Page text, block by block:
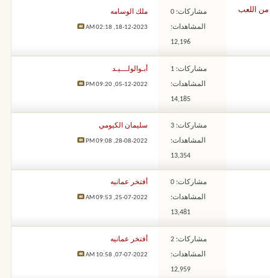
من اللعب مشاركات: 0
المشاهدات:
12,196
ملك الوسامه
18-12-2023,
02:18 AM
مشاركات: 1
المشاهدات:
14,185
أبـوالولـــيـد
05-12-2022,
09:20 PM
مشاركات: 3
المشاهدات:
13,354
سليمان الكيومي
28-08-2022,
09:08 PM
مشاركات: 0
المشاهدات:
13,481
أفتخر عمانيه
25-07-2022,
09:53 AM
مشاركات: 2
المشاهدات:
12,959
أفتخر عمانيه
07-07-2022,
10:58 AM